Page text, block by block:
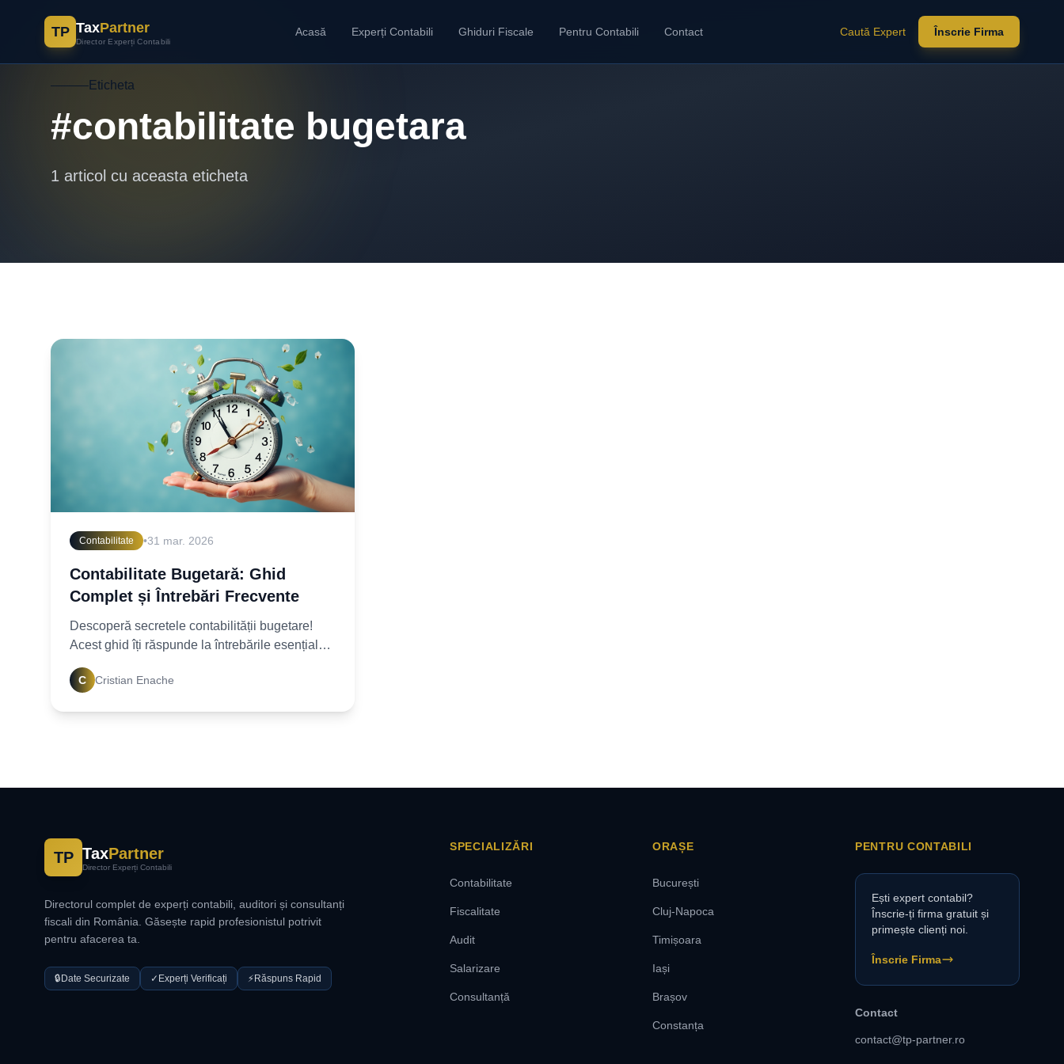
TP TaxPartner
Director Experți Contabili
Acasă Experți Contabili Ghiduri Fiscale Pentru Contabili Contact Caută Expert Înscrie Firma
Eticheta
#contabilitate bugetara
1 articol cu aceasta eticheta
Contabilitate •31 mar. 2026
Contabilitate Bugetară: Ghid
Complet și Întrebări Frecvente
Descoperă secretele contabilității bugetare!
Acest ghid îți răspunde la întrebările esențiale
despre finanțele publice și execuția bugetară.
Află mai multe
C Cristian Enache
TP TaxPartner
Director Experți Contabili
Directorul complet de experți contabili, auditori și consultanți
fiscali din România. Găsește rapid profesionistul potrivit
pentru afacerea ta.
🔒 Date Securizate ✓ Experți Verificați ⚡ Răspuns Rapid
SPECIALIZĂRI
Contabilitate
Fiscalitate
Audit
Salarizare
Consultanță
ORAȘE
București
Cluj-Napoca
Timișoara
Iași
Brașov
Constanța
PENTRU CONTABILI
Ești expert contabil?
Înscrie-ți firma gratuit și
primește clienți noi.
Înscrie Firma
Contact
contact@tp-partner.ro